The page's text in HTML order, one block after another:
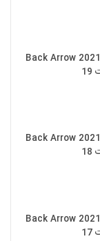
انیمیشن بک ارو Back Arrow 2021
انیمیشن بک ارو Back Arrow 2021
انیمیشن بک ارو Back Arrow 2021